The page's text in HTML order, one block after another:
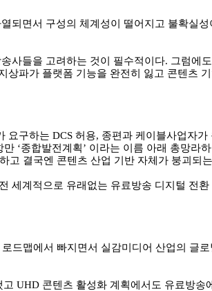
되면서 구성의 체계성이 떨어지고 불확실
사들을 고려하는 것이 필수적이다. 그럼에
상파가 플랫폼 기능을 완전히 잃고 콘텐츠
요구하는 DCS 허용, 종편과 케이블사업자가
만 ‘종합발전계획’ 이라는 이름 아래 총망라
고 결국엔 콘텐츠 산업 기반 자체가 붕괴되
세계적으로 유래없는 유료방송 디지털 전
드맵에서 빠지면서 실감미디어 산업의 글
고 UHD 콘텐츠 활성화 계획에서도 유료방송